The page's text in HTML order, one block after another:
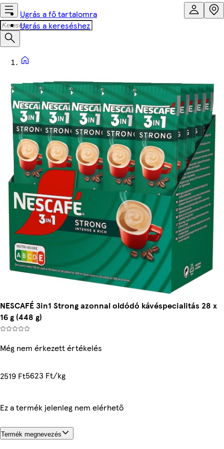
Ugrás a fő tartalomra
Ugrás a kereséshez
NESCAFÉ 3in1 Strong azonnal oldódó kávéspecialitás 28 x
16 g (448 g)
Még nem érkezett értékelés
2519 Ft5623 Ft/kg
Ez a termék jelenleg nem elérhető
Termék megnevezés